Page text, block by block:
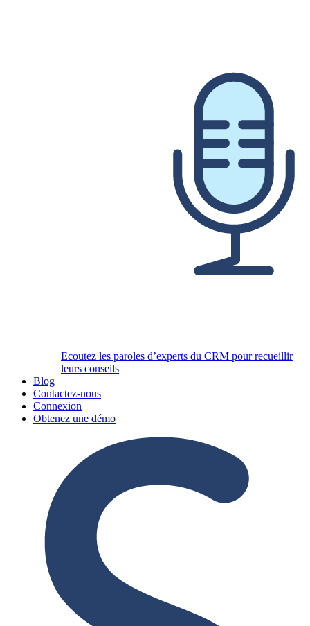
Ecoutez les paroles d’experts du CRM pour recueillir
leurs conseils
Blog
Contactez-nous
Connexion
Obtenez une démo